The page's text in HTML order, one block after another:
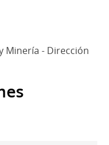
Minería - Dirección